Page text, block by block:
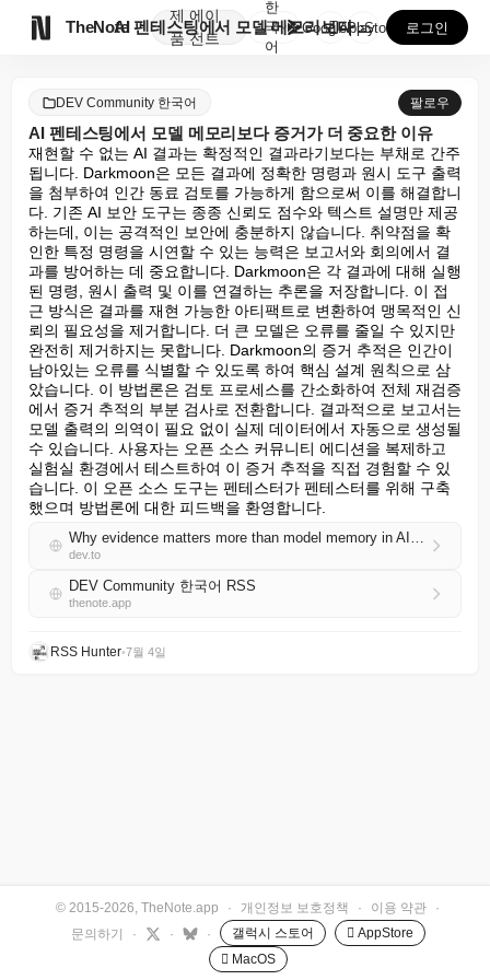
TheNote
제
품
에이
전트
AI 펜테스팅에서 모델 메모리보다 증거가 더 중요한 이...
한
국
어
GooglePlay
AppStore 로그인
DEV Community 한국어 팔로우
AI 펜테스팅에서 모델 메모리보다 증거가 더 중요한 이유
재현할 수 없는 AI 결과는 확정적인 결과라기보다는 부채로 간주
됩니다. Darkmoon은 모든 결과에 정확한 명령과 원시 도구 출력
을 첨부하여 인간 동료 검토를 가능하게 함으로써 이를 해결합니
다. 기존 AI 보안 도구는 종종 신뢰도 점수와 텍스트 설명만 제공
하는데, 이는 공격적인 보안에 충분하지 않습니다. 취약점을 확
인한 특정 명령을 시연할 수 있는 능력은 보고서와 회의에서 결
과를 방어하는 데 중요합니다. Darkmoon은 각 결과에 대해 실행
된 명령, 원시 출력 및 이를 연결하는 추론을 저장합니다. 이 접
근 방식은 결과를 재현 가능한 아티팩트로 변환하여 맹목적인 신
뢰의 필요성을 제거합니다. 더 큰 모델은 오류를 줄일 수 있지만
완전히 제거하지는 못합니다. Darkmoon의 증거 추적은 인간이
남아있는 오류를 식별할 수 있도록 하여 핵심 설계 원칙으로 삼
았습니다. 이 방법론은 검토 프로세스를 간소화하여 전체 재검증
에서 증거 추적의 부분 검사로 전환합니다. 결과적으로 보고서는
모델 출력의 의역이 필요 없이 실제 데이터에서 자동으로 생성될
수 있습니다. 사용자는 오픈 소스 커뮤니티 에디션을 복제하고
실험실 환경에서 테스트하여 이 증거 추적을 직접 경험할 수 있
습니다. 이 오픈 소스 도구는 펜테스터가 펜테스터를 위해 구축
했으며 방법론에 대한 피드백을 환영합니다.
Why evidence matters more than model memory in AI pentesting
dev.to
DEV Community 한국어 RSS
thenote.app
RSS Hunter•7월 4일
© 2015-2026, TheNote.app · 개인정보 보호정책 · 이용 약관
·
문의하기
· · · 갤럭시 스토어
 AppStore
 MacOS